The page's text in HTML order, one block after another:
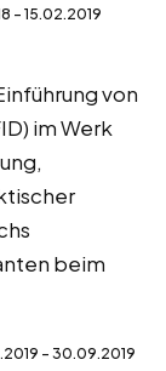
- 15.02.2019
von
im Werk
beim
- 30.09.2019